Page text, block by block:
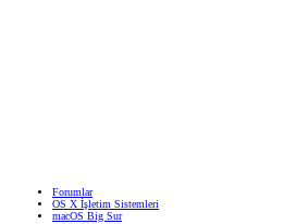
Forumlar
OS X İşletim Sistemleri
macOS Big Sur